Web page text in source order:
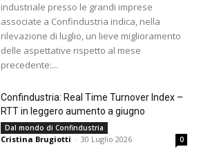
industriale presso le grandi imprese
associate a Confindustria indica, nella
rilevazione di luglio, un lieve miglioramento
delle aspettative rispetto al mese
precedente:...
Confindustria: Real Time Turnover Index –
RTT in leggero aumento a giugno
Dal mondo di Confindustria
Cristina Brugiotti - 30 Luglio 2026 0